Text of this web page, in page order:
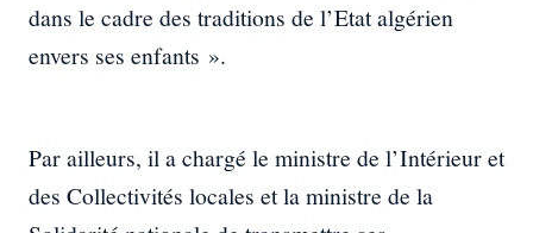
dans le cadre des traditions de l’Etat algérien
envers ses enfants ».
Par ailleurs, il a chargé le ministre de l’Intérieur et
des Collectivités locales et la ministre de la